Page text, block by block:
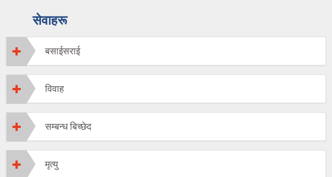
सेवाहरू
बसाईसराई
विवाह
सम्बन्ध बिच्छेद
मृत्यु